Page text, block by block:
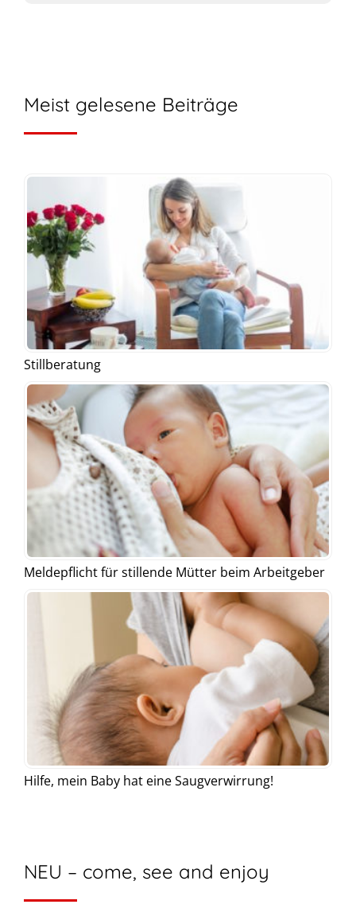
Meist gelesene Beiträge
Stillberatung
Meldepflicht für stillende Mütter beim Arbeitgeber
Hilfe, mein Baby hat eine Saugverwirrung!
NEU – come, see and enjoy